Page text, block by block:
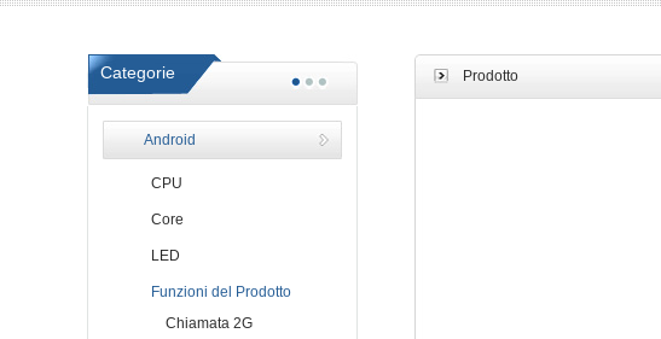
Categorie
Android
CPU
Core
LED
Funzioni del Prodotto
Chiamata 2G
Prodotto